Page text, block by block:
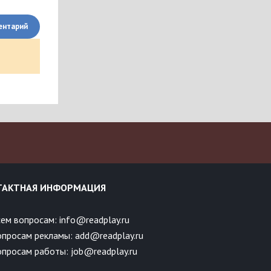
ИНФОРМАЦИЯ
вопросам: info@readplay.ru
рекламы: add@readplay.ru
работы: job@readplay.ru